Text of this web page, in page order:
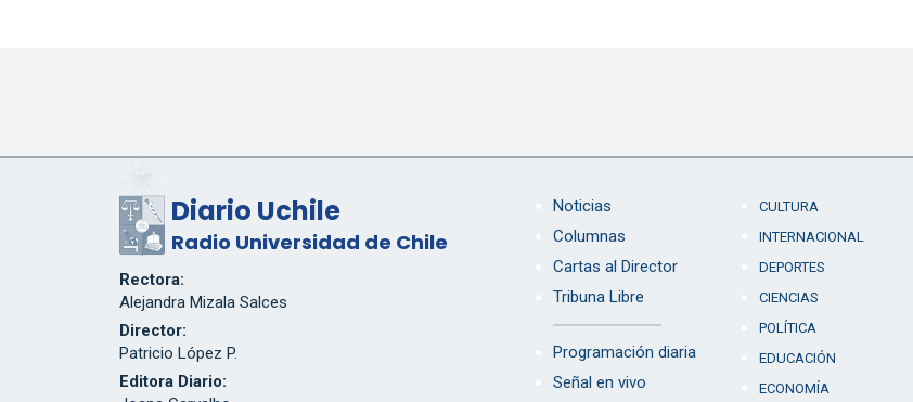
Diario Uchile
Radio Universidad de Chile
Rectora:
Alejandra Mizala Salces
Director:
Patricio López P.
Editora Diario:
Noticias
Columnas
Cartas al Director
Tribuna Libre
Programación diaria
Señal en vivo
CULTURA
INTERNACIONAL
DEPORTES
CIENCIAS
POLÍTICA
EDUCACIÓN
ECONOMÍA